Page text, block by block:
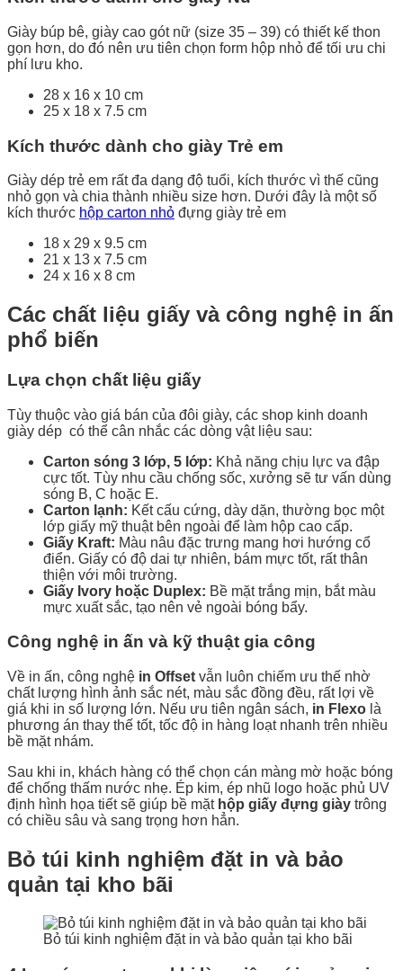
Giày búp bê, giày cao gót nữ (size 35 – 39) có thiết kế thon
gọn hơn, do đó nên ưu tiên chọn form hộp nhỏ để tối ưu chi
phí lưu kho.
28 x 16 x 10 cm
25 x 18 x 7.5 cm
Kích thước dành cho giày Trẻ em
Giày dép trẻ em rất đa dạng độ tuổi, kích thước vì thế cũng
nhỏ gọn và chia thành nhiều size hơn. Dưới đây là một số
kích thước hộp carton nhỏ đựng giày trẻ em
18 x 29 x 9.5 cm
21 x 13 x 7.5 cm
24 x 16 x 8 cm
Các chất liệu giấy và công nghệ in ấn
phổ biến
Lựa chọn chất liệu giấy
Tùy thuộc vào giá bán của đôi giày, các shop kinh doanh
giày dép có thể cân nhắc các dòng vật liệu sau:
Carton sóng 3 lớp, 5 lớp: Khả năng chịu lực va đập
cực tốt. Tùy nhu cầu chống sốc, xưởng sẽ tư vấn dùng
sóng B, C hoặc E.
Carton lạnh: Kết cấu cứng, dày dặn, thường bọc một
lớp giấy mỹ thuật bên ngoài để làm hộp cao cấp.
Giấy Kraft: Màu nâu đặc trưng mang hơi hướng cổ
điển. Giấy có độ dai tự nhiên, bám mực tốt, rất thân
thiện với môi trường.
Giấy Ivory hoặc Duplex: Bề mặt trắng mịn, bắt màu
mực xuất sắc, tạo nên vẻ ngoài bóng bẩy.
Công nghệ in ấn và kỹ thuật gia công
Về in ấn, công nghệ in Offset vẫn luôn chiếm ưu thế nhờ
chất lượng hình ảnh sắc nét, màu sắc đồng đều, rất lợi về
giá khi in số lượng lớn. Nếu ưu tiên ngân sách, in Flexo là
phương án thay thế tốt, tốc độ in hàng loạt nhanh trên nhiều
bề mặt nhám.
Sau khi in, khách hàng có thể chọn cán màng mờ hoặc bóng
để chống thấm nước nhẹ. Ép kim, ép nhũ logo hoặc phủ UV
định hình họa tiết sẽ giúp bề mặt hộp giấy đựng giày trông
có chiều sâu và sang trọng hơn hẳn.
Bỏ túi kinh nghiệm đặt in và bảo
quản tại kho bãi
Bỏ túi kinh nghiệm đặt in và bảo quản tại kho bãi